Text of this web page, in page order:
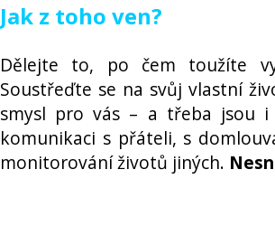
Jak z toho ven?
Dělejte to, po čem toužíte
Soustřeďte se na svůj vlastní
smysl pro vás – a třeba jsou
komunikaci s přáteli, s
monitorování životů jiných.